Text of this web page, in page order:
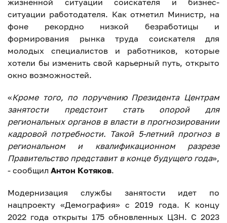
жизненной ситуации соискателя и бизнес-
ситуации работодателя. Как отметил Министр, на
фоне рекордно низкой безработицы и
формирования рынка труда соискателя для
молодых специалистов и работников, которые
хотели бы изменить свой карьерный путь, открыто
окно возможностей.
«Кроме того, по поручению Президента Центрам
занятости предстоит стать опорой для
региональных органов в власти в прогнозировании
кадровой потребности. Такой 5-летний прогноз в
региональном и квалификационном разрезе
Правительство представит в конце будущего года»,
- сообщил Антон Котяков.
Модернизация службы занятости идет по
нацпроекту «Демография» с 2019 года. К концу
2022 года открыты 175 обновленных ЦЗН. С 2023